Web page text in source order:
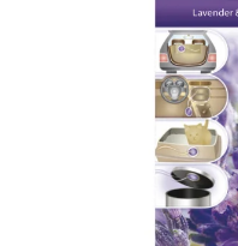
Detergent pardoseala
Detergent toaleta
Echipamente de curăţenie
Folie aluminiu,folie
Indepartarea parului
Pachete de cadouri